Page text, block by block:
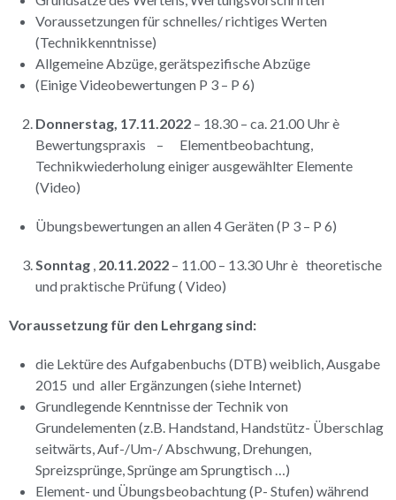
Voraussetzungen für schnelles/ richtiges Werten
(Technikkenntnisse)
Allgemeine Abzüge, gerätspezifische Abzüge
(Einige Videobewertungen P 3 – P 6)
Donnerstag, 17.11.2022 – 18.30 – ca. 21.00 Uhr è
Bewertungspraxis – Elementbeobachtung,
Technikwiederholung einiger ausgewählter Elemente
(Video)
Übungsbewertungen an allen 4 Geräten (P 3 – P 6)
Sonntag , 20.11.2022 – 11.00 – 13.30 Uhr è theoretische
und praktische Prüfung ( Video)
Voraussetzung für den Lehrgang sind:
die Lektüre des Aufgabenbuchs (DTB) weiblich, Ausgabe
2015 und aller Ergänzungen (siehe Internet)
Grundlegende Kenntnisse der Technik von
Grundelementen (z.B. Handstand, Handstütz- Überschlag
seitwärts, Auf-/Um-/ Abschwung, Drehungen,
Spreizsprünge, Sprünge am Sprungtisch …)
Element- und Übungsbeobachtung (P- Stufen) während